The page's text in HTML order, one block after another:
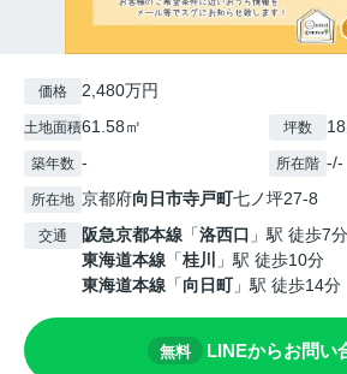
価格 2,480万円
土地面積61.58㎡ 坪数
築年数 - 所在階 -/-
所在地 京都府向日市寺戸町七ノ坪27-8
交通 阪急京都本線 「洛西口 」駅 徒歩7分
東海道本線 「桂川
」駅 徒歩10分
東海道本線 「向日町」駅 徒歩14分
無料 LINEからお問い